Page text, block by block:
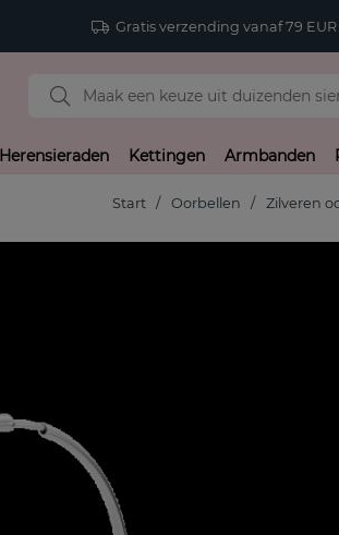
Gratis verzending vanaf 79 EUR
Herensieraden Kettingen Armbanden
Start Oorbellen Zilveren